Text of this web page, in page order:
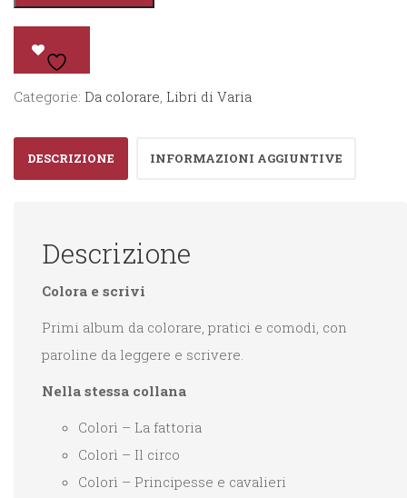
Principesse
quantità
Categorie: Da colorare Libri di Varia
DESCRIZIONE INFORMAZIONI AGGIUNTIVE
Descrizione
Colora e scrivi
Primi album da colorare, pratici e comodi, con
paroline da leggere e scrivere.
Nella stessa collana
Colorì – La fattoria
Colorì – Il circo
Colorì – Principesse e cavalieri